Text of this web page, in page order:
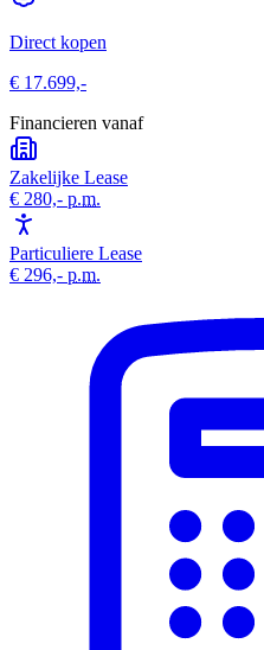
Direct kopen
€ 17.699,-
Financieren vanaf
Zakelijke Lease
€ 280,- p.m.
Particuliere Lease
€ 296,- p.m.